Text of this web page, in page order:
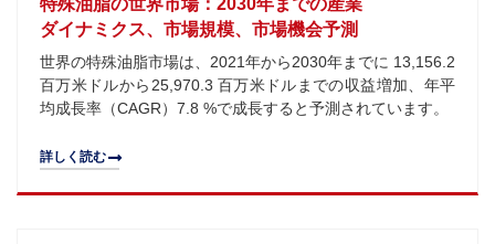
ダイナミクス、市場規模、市場機会予測
世界の特殊油脂市場は、2021年から2030年までに 13,156.2
百万米ドルから25,970.3 百万米ドルまでの収益増加、年平
均成長率（CAGR）7.8 %で成長すると予測されています。
詳しく読む